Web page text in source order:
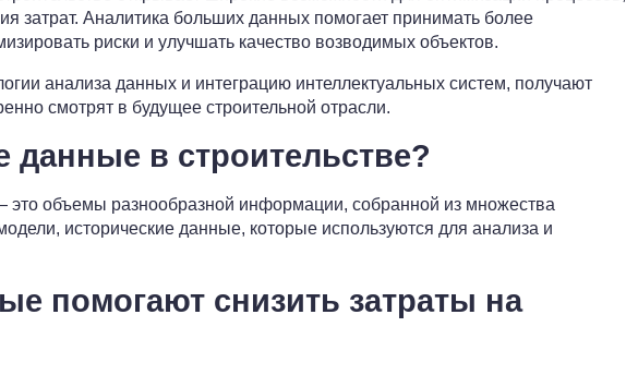
затрат. Аналитика больших данных помогает принимать более
риски и улучшать качество возводимых объектов.
анализа данных и интеграцию интеллектуальных систем, получают
смотрят в будущее строительной отрасли.
данные в строительстве?
это объемы разнообразной информации, собранной из множества
исторические данные, которые используются для анализа и
помогают снизить затраты на